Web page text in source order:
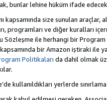
bunlar lehine hüküm ifade
kapsamında size sunulan
programları ve diğer kuralları
Sözleşme ile herhangi bir Program
bir Amazon iştiraki ile
Politikaları da dahil olmak
kullanıldıkları yerlerde